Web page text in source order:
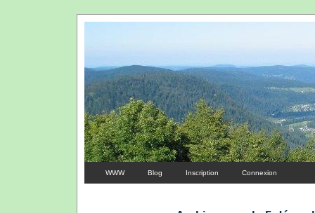
WWW Blog Inscription Connexion